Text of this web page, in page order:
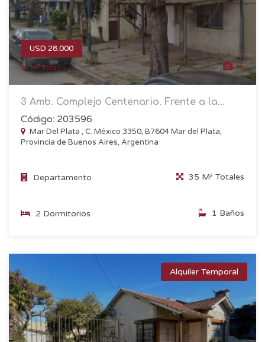
USD 28.000
35 M² Totales 15
3 Amb. Complejo Centenario. Frente a la...
Código: 203596
Mar Del Plata , C. México 3350, B7604 Mar del Plata,
Provincia de Buenos Aires, Argentina
Departamento 35 M² Totales
2 Dormitorios 1 Baños
Alquiler Temporal